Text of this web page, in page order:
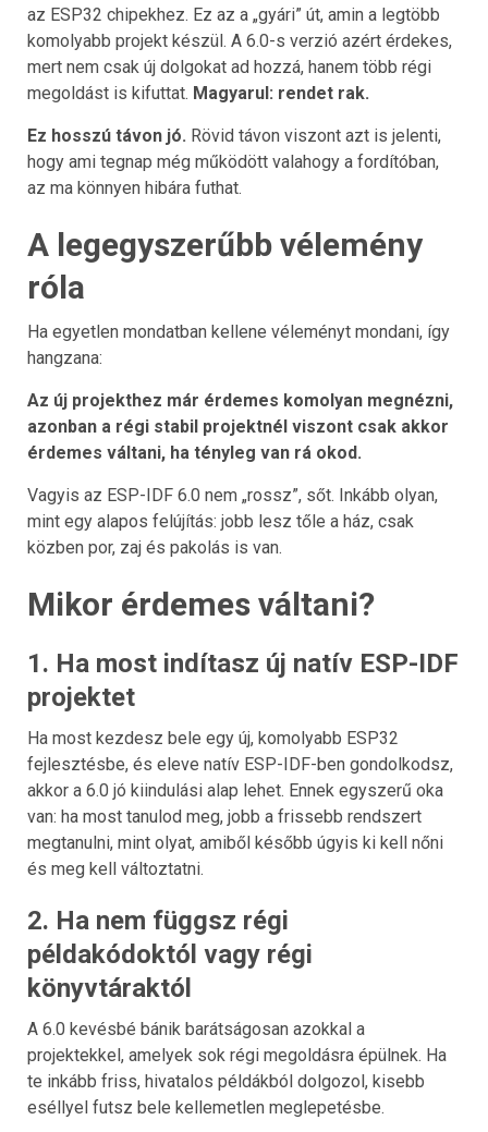
az ESP32 chipekhez. Ez az a „gyári” út, amin a legtöbb
komolyabb projekt készül. A 6.0-s verzió azért érdekes,
mert nem csak új dolgokat ad hozzá, hanem több régi
megoldást is kifuttat. Magyarul: rendet rak.
Ez hosszú távon jó. Rövid távon viszont azt is jelenti,
hogy ami tegnap még működött valahogy a fordítóban,
az ma könnyen hibára futhat.
A legegyszerűbb vélemény
róla
Ha egyetlen mondatban kellene véleményt mondani, így
hangzana:
Az új projekthez már érdemes komolyan megnézni,
azonban a régi stabil projektnél viszont csak akkor
érdemes váltani, ha tényleg van rá okod.
Vagyis az ESP-IDF 6.0 nem „rossz”, sőt. Inkább olyan,
mint egy alapos felújítás: jobb lesz tőle a ház, csak
közben por, zaj és pakolás is van.
Mikor érdemes váltani?
1. Ha most indítasz új natív ESP-IDF
projektet
Ha most kezdesz bele egy új, komolyabb ESP32
fejlesztésbe, és eleve natív ESP-IDF-ben gondolkodsz,
akkor a 6.0 jó kiindulási alap lehet. Ennek egyszerű oka
van: ha most tanulod meg, jobb a frissebb rendszert
megtanulni, mint olyat, amiből később úgyis ki kell nőni
és meg kell változtatni.
2. Ha nem függsz régi
példakódoktól vagy régi
könyvtáraktól
A 6.0 kevésbé bánik barátságosan azokkal a
projektekkel, amelyek sok régi megoldásra épülnek. Ha
te inkább friss, hivatalos példákból dolgozol, kisebb
eséllyel futsz bele kellemetlen meglepetésbe.